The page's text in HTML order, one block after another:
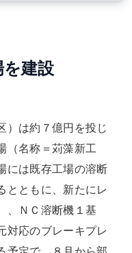
を建設
は約７億円を投じ
（名称＝苅藻新工
には既存工場の溶断
とともに、新たにレ
、ＮＣ溶断機１基
対応のブレーキプレ